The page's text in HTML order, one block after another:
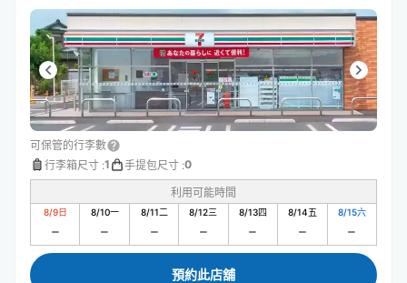
可保管的行李數
行李箱尺寸 :1 手提包尺寸 :0
利用可能時間
8/9日 8/10一 8/11二 8/12三 8/13四 8/14五 8/15六
預約此店舖